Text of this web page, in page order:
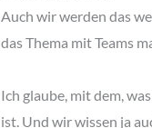
Auch wir werden das
das Thema mit Teams
Ich glaube, mit dem,
ist. Und wir wissen ja